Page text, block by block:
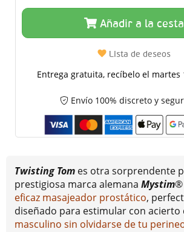
Añadir a la cesta
Lista de deseos
Entrega gratuita, recíbelo el martes
Envío 100% discreto y
Twisting Tom es otra sorprendente
prestigiosa marca alemana Mystim®
eficaz masajeador prostático,
diseñado para estimular con acierto
masculino sin olvidarse de tu